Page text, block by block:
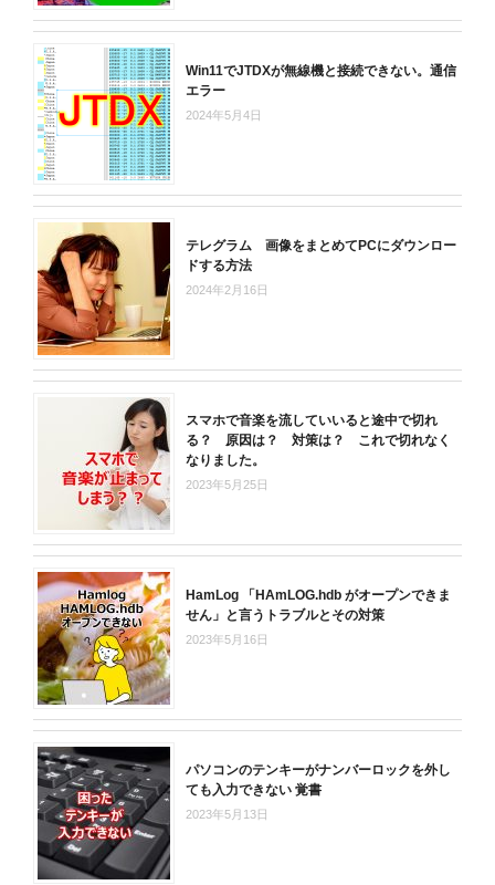
Win11でJTDXが無線機と接続できない。通信
エラー
2024年5月4日
テレグラム 画像をまとめてPCにダウンロー
ドする方法
2024年2月16日
スマホで音楽を流していいると途中で切れ
る？ 原因は？ 対策は？ これで切れなく
なりました。
2023年5月25日
HamLog 「HAmLOG.hdb がオープンできま
せん」と言うトラブルとその対策
2023年5月16日
パソコンのテンキーがナンバーロックを外し
ても入力できない 覚書
2023年5月13日